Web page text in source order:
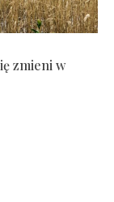
zmieni w